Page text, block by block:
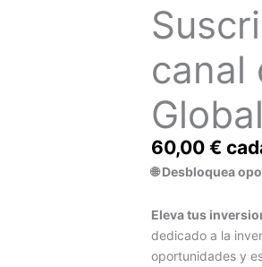
canal
Global
60,00 €
🌐 Desbloquea
Eleva tus
dedicado a la
oportunidades y
de
Telegram
Global
cantidad